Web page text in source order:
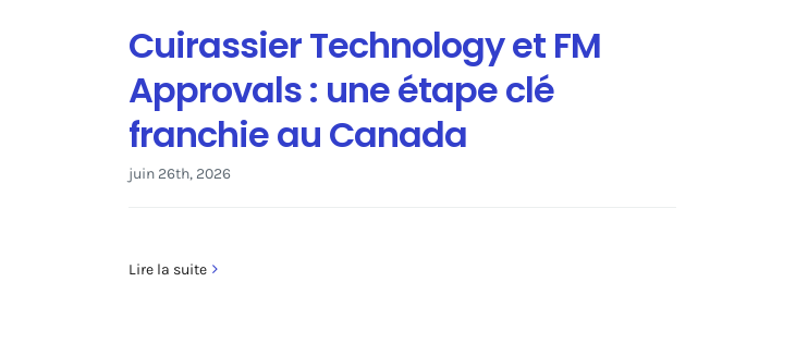
Cuirassier Technology et FM
Approvals : une étape clé
franchie au Canada
juin 26th, 2026
Lire la suite